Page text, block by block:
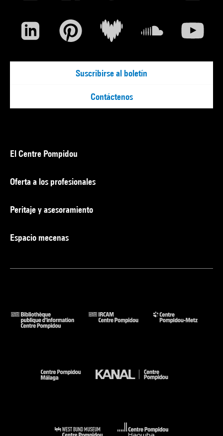
Suscribirse al boletín
Contáctenos
El Centre Pompidou
Oferta a los profesionales
Peritaje y asesoramiento
Espacio mecenas